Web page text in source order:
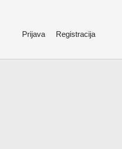
Prijava Registracija